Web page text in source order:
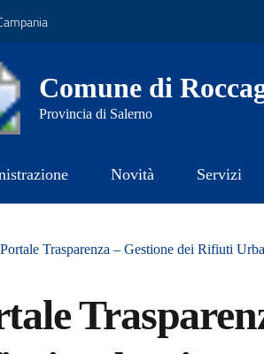
Comune di
Provincia di Salerno
Novità Servizi
Portale Trasparenza – Gestione dei Rifiuti